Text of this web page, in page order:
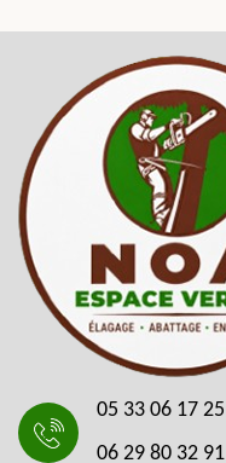
05 33 06 17 25
06 29 80 32 91